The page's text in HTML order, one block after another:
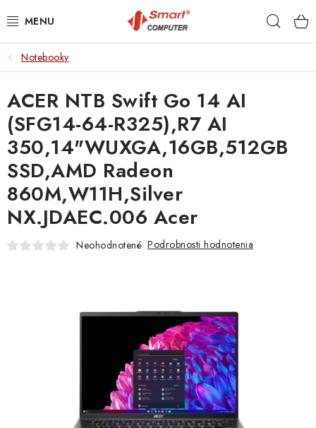
na
NOTEBOOKY
MOBILNÉ ZARIADENIA
PC A KOMPONENTY
PERIFÉRIE
TLAČIARNE
SIETE
Notebooky
ACER NTB Swift Go 14 AI
(SFG14-64-R325),R7 AI
350,14"WUXGA,16GB,512GB
SSD,AMD Radeon
860M,W11H,Silver
NX.JDAEC.006 Acer
Neohodnotené Podrobnosti hodnotenia